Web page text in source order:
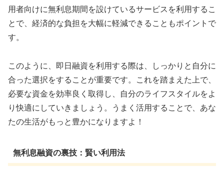
用者向けに無利息期間を設けているサービスを利用するこ
とで、経済的な負担を大幅に軽減できることもポイントで
す。
このように、即日融資を利用する際は、しっかりと自分に
合った選択をすることが重要です。これを踏まえた上で、
必要な資金を効率良く取得し、自分のライフスタイルをよ
り快適にしていきましょう。うまく活用することで、あな
たの生活がもっと豊かになりますよ！
無利息融資の裏技：賢い利用法